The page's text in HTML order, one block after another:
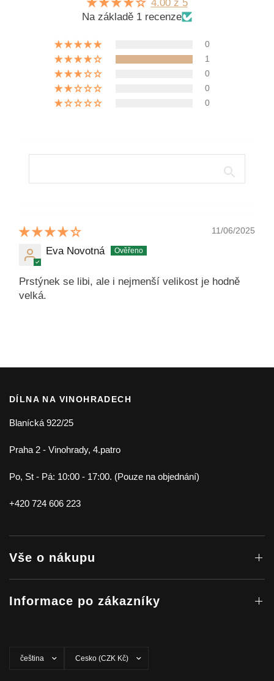
4.00 z 5
Na základě 1 recenze
0
1
0
0
0
11/06/2025
Eva Novotná
Prstýnek se libi, ale i nejmenší velikost je hodně
velká.
DÍLNA NA VINOHRADECH
Blanícká 922/25
Praha 2 - Vinohrady, 4.patro
Po, St - Pá: 10:00 - 17:00. (Pouze na objednání)
+420 724 606 223
Vše o nákupu
Informace po zákazníky
zemi/oblast